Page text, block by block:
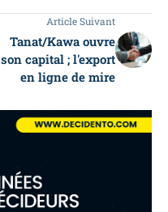
Article Suivant
Tanat/Kawa ouvre
son capital ; l'export
en ligne de mire